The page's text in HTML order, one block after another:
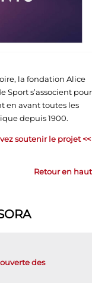
la fondation Alice
Sport s’associent pour
en avant toutes les
depuis 1900.
soutenir le projet <<
Retour en haut
des